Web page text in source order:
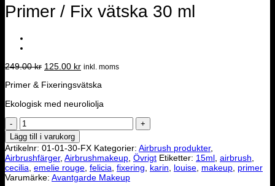
Primer / Fix vätska 30 ml
249.00kr Det
priset
249.00 kr.
125.00 krDet
priset
125.00 kr.
inkl. moms
Primer & Fixeringsvätska
Ekologisk med neuroliolja
Primer
/
Fix
vätska
30
ml
mängd
Lägg till i varukorg
Artikelnr: 01-01-30-FX Kategorier: Airbrush produkter,
Airbrushfärger, Airbrushmakeup Övrigt Etiketter: 15ml airbrush
cecilia emelie rouge felicia fixering karin louise makeup primer
Varumärke: Avantgarde Makeup